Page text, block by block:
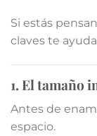
Si estás
claves te
1. El tamaño
Antes de
espacio.